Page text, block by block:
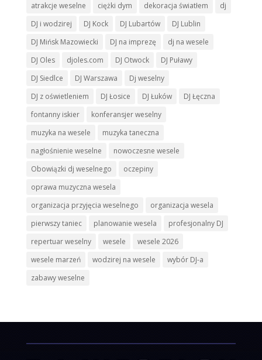
atrakcje weselne ciężki dym dekoracja światłem
dj
DJ i wodzirej
DJ Kock DJ Lubartów
DJ Lublin
DJ Mińsk Mazowiecki
DJ na imprezę
dj na wesele
DJ Oles
djoles.com DJ Otwock
DJ Puławy
DJ Siedlce
DJ Warszawa
Dj weselny
DJ z oświetleniem
DJ Łosice DJ Łuków
DJ Łęczna
fontanny iskier
konferansjer weselny
muzyka na wesele
muzyka taneczna
nagłośnienie weselne
nowoczesne wesele
Obowiązki dj weselnego
oczepiny
oprawa muzyczna wesela
organizacja przyjęcia weselnego
organizacja wesela
pierwszy taniec
planowanie wesela
profesjonalny DJ
repertuar weselny
wesele
wesele 2026
wesele marzeń
wodzirej na wesele
wybór DJ-a
zabawy weselne